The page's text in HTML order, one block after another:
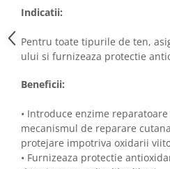
INGRIJIREA OCHILOR
INGRIJIREA PIELII CORPULUI
PROTECTIE SOLARA
Indicatii:
Pentru toate tipurile de ten,
ului si furnizeaza protectie
Beneficii:
• Introduce enzime
mecanismul de reparare
protejare impotriva oxidarii
• Furnizeaza protectie